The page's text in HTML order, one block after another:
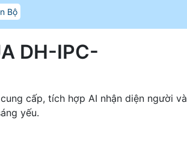
Bộ
DH-IPC-
cấp, tích hợp AI nhận diện người và
yếu.